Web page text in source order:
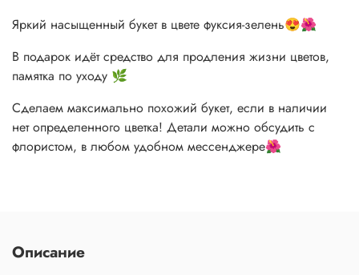
Яркий насыщенный букет в цвете фуксия-зелень😍🌺
В подарок идёт средство для продления жизни цветов,
памятка по уходу 🌿
Сделаем максимально похожий букет, если в наличии
нет определенного цветка! Детали можно обсудить с
флористом, в любом удобном мессенджере🌺
Описание